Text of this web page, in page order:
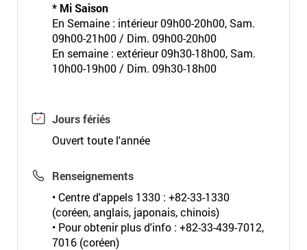
* Mi Saison
En Semaine : intérieur 09h00-20h00, Sam.
09h00-21h00 / Dim. 09h00-20h00
En semaine : extérieur 09h30-18h00, Sam.
10h00-19h00 / Dim. 09h30-18h00
Jours fériés
Ouvert toute l'année
Renseignements
• Centre d'appels 1330 : +82-33-1330
(coréen, anglais, japonais, chinois)
• Pour obtenir plus d'info : +82-33-439-7012,
7016 (coréen)